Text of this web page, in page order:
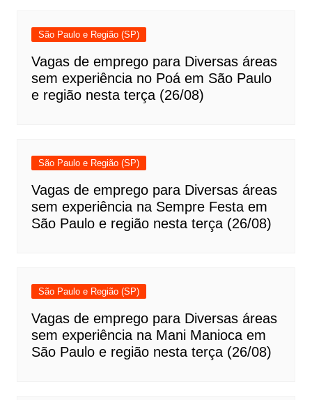
São Paulo e Região (SP)
Vagas de emprego para Diversas áreas
sem experiência no Poá em São Paulo
e região nesta terça (26/08)
São Paulo e Região (SP)
Vagas de emprego para Diversas áreas
sem experiência na Sempre Festa em
São Paulo e região nesta terça (26/08)
São Paulo e Região (SP)
Vagas de emprego para Diversas áreas
sem experiência na Mani Manioca em
São Paulo e região nesta terça (26/08)